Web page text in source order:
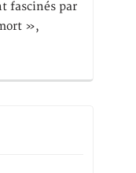
fascinés par
»,